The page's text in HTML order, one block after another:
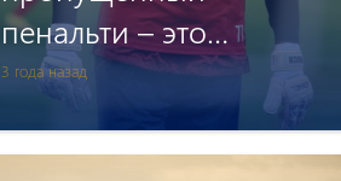
3 года назад
пенальти – это
ошибка бьющего
игрока, а не
достижение вратаря